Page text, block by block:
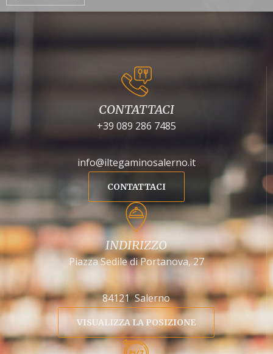
CONTATTACI
+39 089 286 7485
info@iltegaminosalerno.it
CONTATTACI
INDIRIZZO
Piazza Sedile di Portanova, 27
84121 Salerno
VISUALIZZA LA POSIZIONE